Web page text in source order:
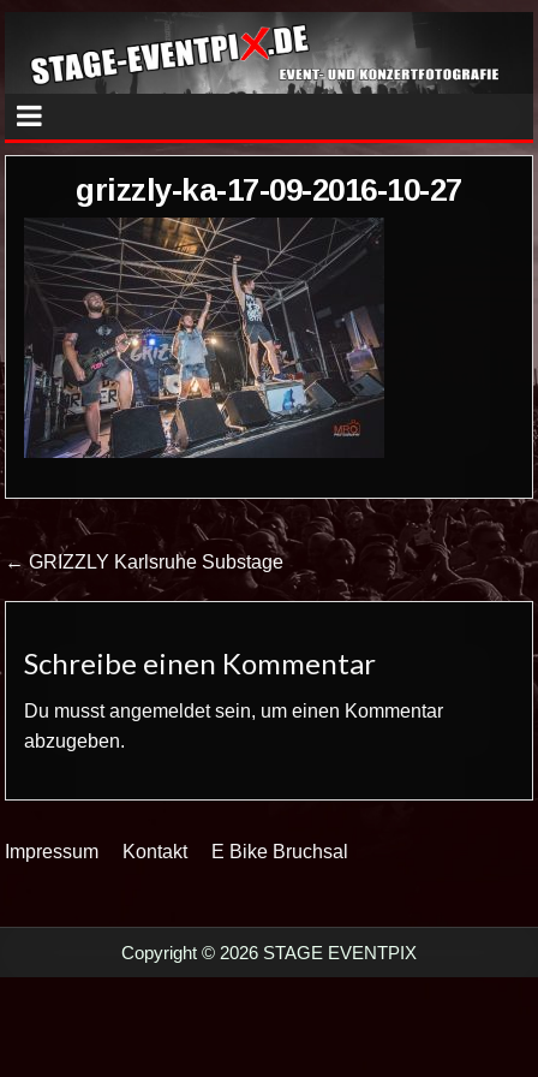
grizzly-ka-17-09-2016-10-27
Beitrags-
Navigation
← GRIZZLY Karlsruhe Substage
Schreibe einen Kommentar
Du musstangemeldetsein, um einen Kommentar
abzugeben.
Impressum Kontakt E Bike Bruchsal
Copyright © 2026 STAGE EVENTPIX